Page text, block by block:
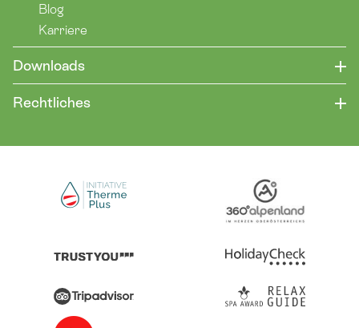
Blog
Karriere
Downloads
Rechtliches